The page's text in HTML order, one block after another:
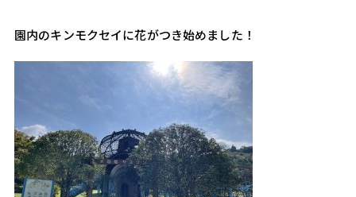
園内のキンモクセイに花がつき始めました！